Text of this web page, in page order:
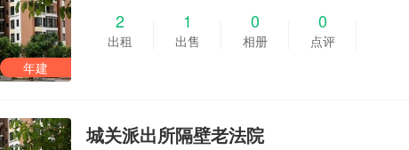
年建
2
出租
1
出售
0
相册
0
点评
城关派出所隔壁老法院